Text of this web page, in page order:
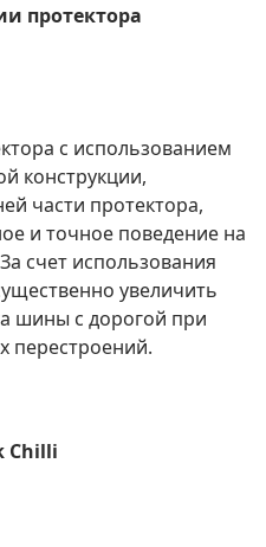
протектора
с использованием
конструкции,
части протектора,
и точное поведение на
счет использования
увеличить
шины с дорогой при
перестроений.
Chilli